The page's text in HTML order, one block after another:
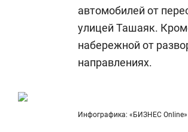
автомобилей от
улицей Ташаяк.
набережной от
направлениях.
Инфографика: «БИЗНЕС Online»